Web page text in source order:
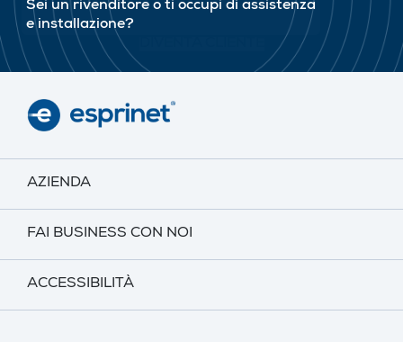
Sei un rivenditore o ti occupi di assistenza
e installazione?
AZIENDA
FAI BUSINESS CON NOI
ACCESSIBILITÀ